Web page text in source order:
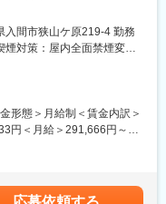
領域で腰を据えて働けま
培養やタンパク質の精製
製造
入間市狭山ケ原219-4 勤務
対策：屋内全面禁煙変更
ワーク含む）
形態＞月給制＜賃金内訳＞
円＜月給＞291,666円～
金はあくまでも目安の金